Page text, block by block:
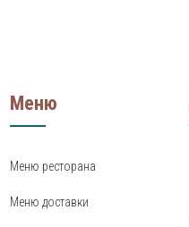
Меню
Меню ресторана
Меню доставки